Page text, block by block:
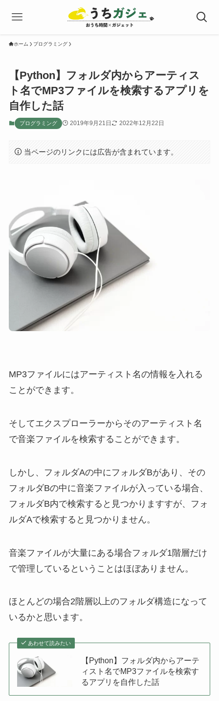
ホーム プログラミング
【Python】フォルダ内からアーティス
ト名でMP3ファイルを検索するアプリを
自作した話
プログラミング 2019年9月21日 2022年12月22日
当ページのリンクには広告が含まれています。
MP3ファイルにはアーティスト名の情報を入れる
ことができます。
そしてエクスプローラーからそのアーティスト名
で音楽ファイルを検索することができます。
しかし、フォルダAの中にフォルダBがあり、その
フォルダBの中に音楽ファイルが入っている場合、
フォルダB内で検索すると見つかりますすが、フォ
ルダAで検索すると見つかりません。
音楽ファイルが大量にある場合フォルダ1階層だけ
で管理しているということはほぼありません。
ほとんどの場合2階層以上のフォルダ構造になって
いるかと思います。
あわせて読みたい
【Python】フォルダ内からアーテ
ィスト名でMP3ファイルを検索す
るアプリを自作した話